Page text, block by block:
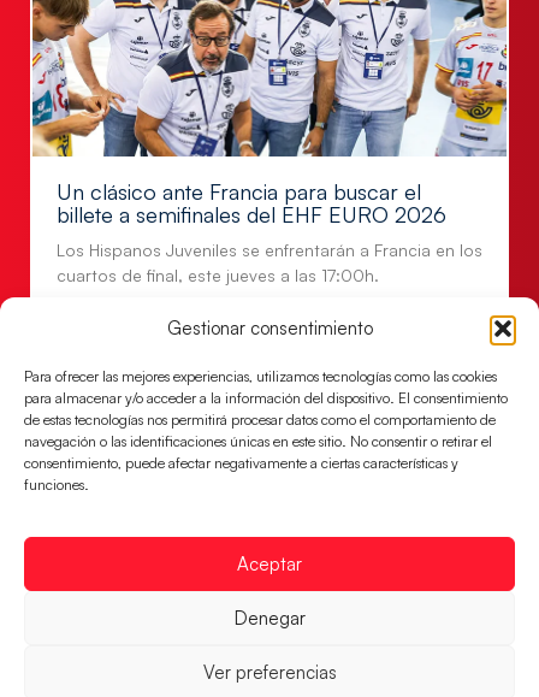
Gestionar consentimiento
Para ofrecer las mejores experiencias, utilizamos tecnologías como las cookies
para almacenar y/o acceder a la información del dispositivo. El consentimiento
de estas tecnologías nos permitirá procesar datos como el comportamiento de
navegación o las identificaciones únicas en este sitio. No consentir o retirar el
consentimiento, puede afectar negativamente a ciertas características y
funciones.
Aceptar
Denegar
Ver preferencias
Un clásico ante Francia para buscar el
billete a semifinales del EHF EURO 2026
Los Hispanos Juveniles se enfrentarán a Francia en los
cuartos de final, este jueves a las 17:00h.
un billete para las semifinales del Mundial